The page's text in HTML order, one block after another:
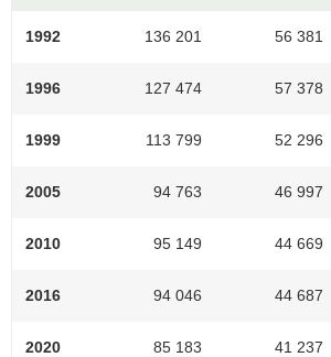
1992 136 201 56 381
1996 127 474 57 378
1999 113 799 52 296
2005 94 763 46 997
2010 95 149 44 669
2016 94 046 44 687
2020 85 183 41 237